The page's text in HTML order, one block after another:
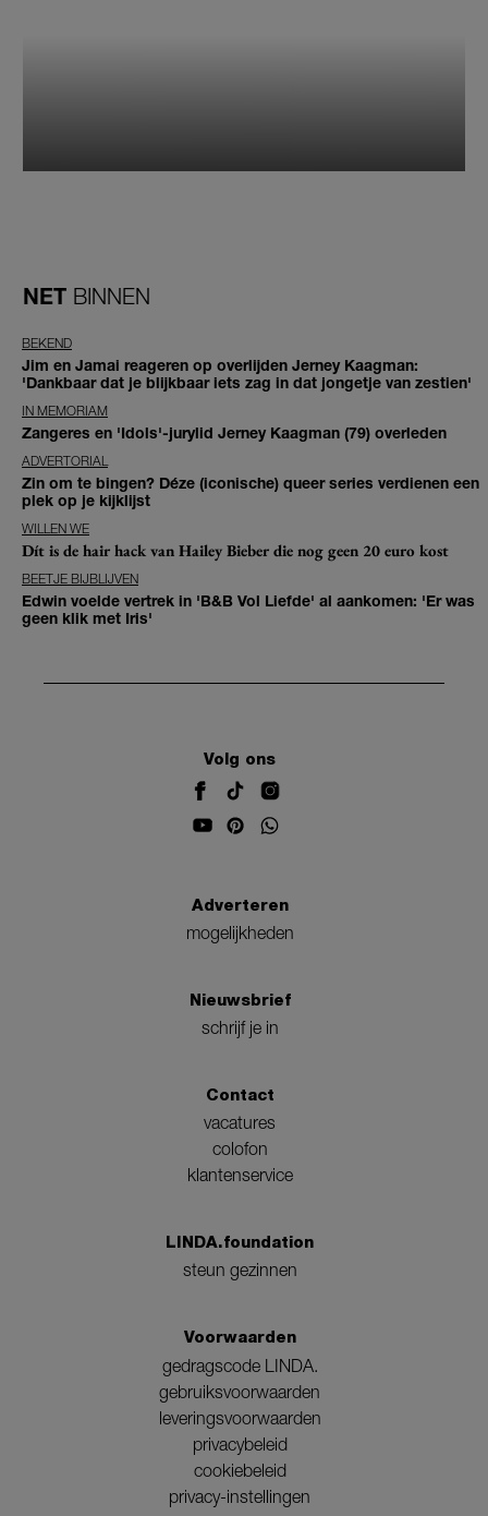
NET BINNEN
BEKEND
Jim en Jamai reageren op overlijden Jerney Kaagman:
'Dankbaar dat je blijkbaar iets zag in dat jongetje van zestien'
IN MEMORIAM
Zangeres en 'Idols'-jurylid Jerney Kaagman (79) overleden
ADVERTORIAL
Zin om te bingen? Déze (iconische) queer series verdienen een
plek op je kijklijst
WILLEN WE
Dít is de hair hack van Hailey Bieber die nog geen 20 euro kost
BEETJE BIJBLIJVEN
Edwin voelde vertrek in 'B&B Vol Liefde' al aankomen: 'Er was
geen klik met Iris'
Volg ons
Adverteren
mogelijkheden
Nieuwsbrief
schrijf je in
Contact
vacatures
colofon
klantenservice
LINDA.foundation
steun gezinnen
Voorwaarden
gedragscode LINDA.
gebruiksvoorwaarden
leveringsvoorwaarden
privacybeleid
cookiebeleid
privacy-instellingen